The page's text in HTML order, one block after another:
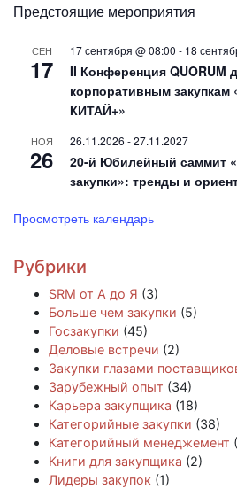
Предстоящие мероприятия
СЕН
17
17 сентября @ 08:00 - 18
II Конференция QUORUM
корпоративным
КИТАЙ+»
НОЯ
26
26.11.2026 -27.11.2027
20-й Юбилейный саммит
закупки»: тренды и
Просмотреть календарь
Рубрики
SRM от А до Я (3)
Больше чем закупки (5)
Госзакупки (45)
Деловые встречи (2)
Закупки глазами
Зарубежный опыт (34)
Карьера закупщика (18)
Категорийные закупки (38)
Категорийный менеджемент
Книги для закупщика (2)
Лидеры закупок (1)